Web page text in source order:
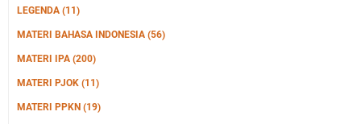
LEGENDA (11)
MATERI BAHASA INDONESIA (56)
MATERI IPA (200)
MATERI PJOK (11)
MATERI PPKN (19)